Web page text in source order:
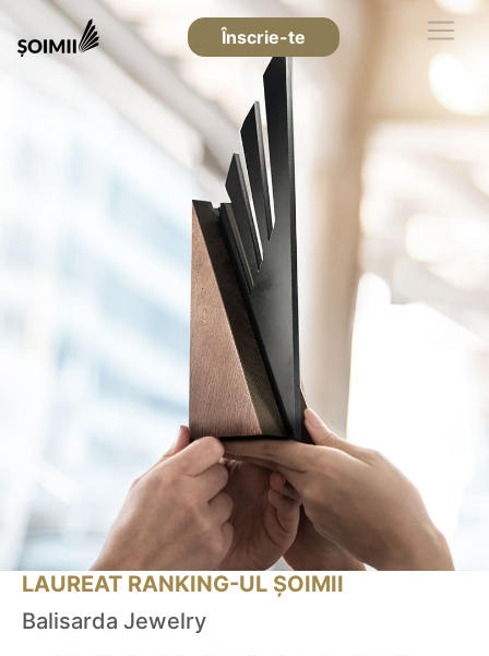
Înscrie-te
LAUREAT RANKING-UL ȘOIMII
Balisarda Jewelry